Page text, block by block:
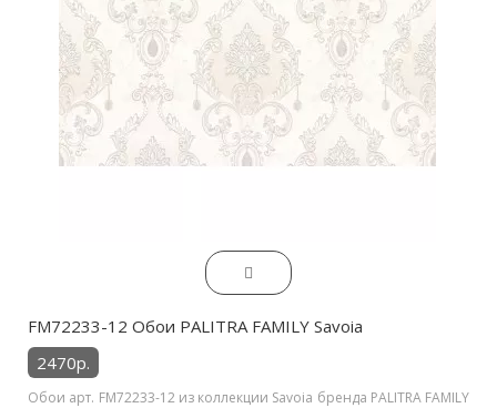
FM72233-12 Обои PALITRA FAMILY Savoia
2470р.
Обои арт. FM72233-12 из коллекции Savoia бренда PALITRA FAMILY